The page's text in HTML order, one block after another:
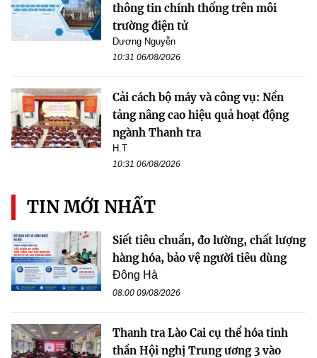
thông tin chính thống trên môi
trường điện tử
Dương Nguyễn
10:31 06/08/2026
Cải cách bộ máy và công vụ: Nền
tảng nâng cao hiệu quả hoạt động
ngành Thanh tra
H.T
10:31 06/08/2026
TIN MỚI NHẤT
Siết tiêu chuẩn, đo lường, chất lượng
hàng hóa, bảo vệ người tiêu dùng
Đông Hà
08:00 09/08/2026
Thanh tra Lào Cai cụ thể hóa tinh
thần Hội nghị Trung ương 3 vào